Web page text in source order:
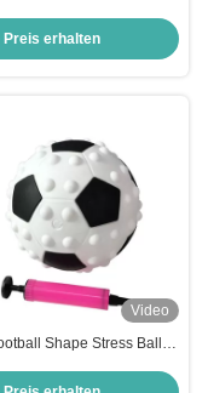
Windmühlen-Kinder
Preis erhalten
Video
Shape Stress Balls-
Entlastungs-Kinder